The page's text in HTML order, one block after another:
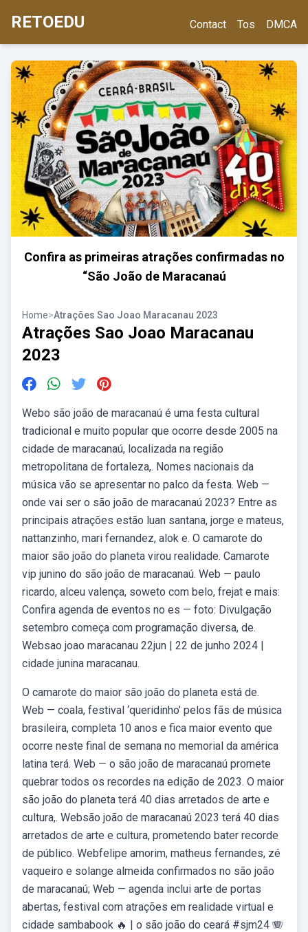
RETOEDU Contact Tos DMCA
Confira as primeiras atrações confirmadas no
“São João de Maracanaú
Home>Atrações Sao Joao Maracanau 2023
Atrações Sao Joao Maracanau
2023
Webo são joão de maracanaú é uma festa cultural
tradicional e muito popular que ocorre desde 2005 na
cidade de maracanaú, localizada na região
metropolitana de fortaleza,. Nomes nacionais da
música vão se apresentar no palco da festa. Web —
onde vai ser o são joão de maracanaú 2023? Entre as
principais atrações estão luan santana, jorge e mateus,
nattanzinho, mari fernandez, alok e. O camarote do
maior são joão do planeta virou realidade. Camarote
vip junino do são joão de maracanaú. Web — paulo
ricardo, alceu valença, soweto com belo, frejat e mais:
Confira agenda de eventos no es — foto: Divulgação
setembro começa com programação diversa, de.
Websao joao maracanau 22jun | 22 de junho 2024 |
cidade junina maracanau.
O camarote do maior são joão do planeta está de.
Web — coala, festival ‘queridinho’ pelos fãs de música
brasileira, completa 10 anos e fica maior evento que
ocorre neste final de semana no memorial da américa
latina terá. Web — o são joão de maracanaú promete
quebrar todos os recordes na edição de 2023. O maior
são joão do planeta terá 40 dias arretados de arte e
cultura,. Websão joão de maracanaú 2023 terá 40 dias
arretados de arte e cultura, prometendo bater recorde
de público. Webfelipe amorim, matheus fernandes, zé
vaqueiro e solange almeida confirmados no são joão
de maracanaú; Web — agenda inclui arte de portas
abertas, festival com atrações em realidade virtual e
cidade sambabook 🔥 | o são joão do ceará #sjm24 🪗